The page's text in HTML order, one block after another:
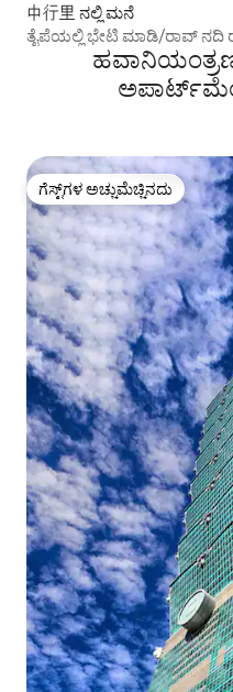
中行里 ನಲ್ಲಿ ಮನೆ
ತೈಪೆಯಲ್ಲಿ ಭೇಟಿ ಮಾಡಿ/ರಾವ್ ನದಿ
ನಿಲ್ದಾಣ MRT5min/ಪಾರ್ಕಿಂಗ್
ಗೆಸ್ಟ್‌ಗಳ ಅಚ್ಚುಮೆಚ್ಚಿನದು
ಗೆಸ್ಟ್‌ಗಳ ಅಚ್ಚುಮೆಚ್ಚಿನದು